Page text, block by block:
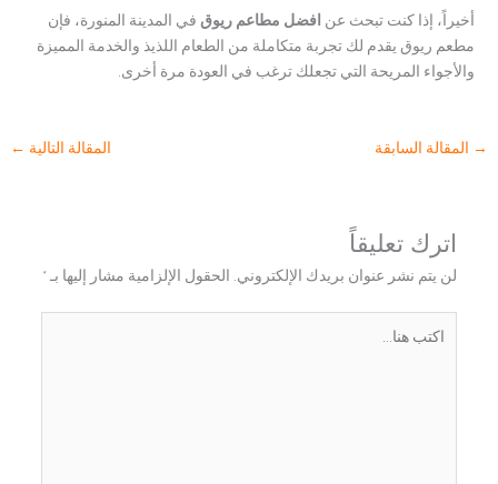
أخيراً، إذا كنت تبحث عن افضل مطاعم ريوق في المدينة المنورة، فإن
مطعم ريوق يقدم لك تجربة متكاملة من الطعام اللذيذ والخدمة المميزة
والأجواء المريحة التي تجعلك ترغب في العودة مرة أخرى.
→ المقالة السابقة المقالة التالية ←
اترك تعليقاً
لن يتم نشر عنوان بريدك الإلكتروني. الحقول الإلزامية مشار إليها بـ *